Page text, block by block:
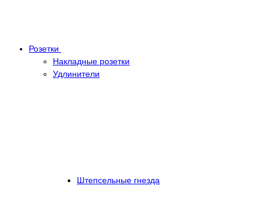
Розетки
Накладные розетки
Удлинители
Штепсельные гнезда